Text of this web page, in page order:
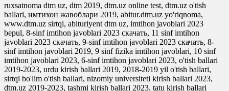
ruxsatnoma dtm uz, dtm 2019, dtm.uz online test, dtm.uz o'tish
ballari, имтихон жавоблари 2019, abitur.dtm.uz yo'riqnoma,
www.dtm.uz sirtqi, abituriyent dtm uz, imtihon javoblari 2023
bepul, 8-sinf imtihon javoblari 2023 скачать, 11 sinf imtihon
javoblari 2023 скачать, 9-sinf imtihon javoblari 2023 скачать, 8-
sinf imtihon javoblari 2019, 9 sinf fizika imtihon javoblari, 10 sinf
imtihon javoblari 2023, 6-sinf imtihon javoblari 2023, o'tish ballari
2019-2023, urdu kirish ballari 2019, 2018-2019 yil o'tish ballari,
sirtqi bo'lim o'tish ballari, nizomiy universiteti kirish ballari 2023,
dtm.uz 2019-2023, tashmi kirish ballari 2023, tatu kirish ballari